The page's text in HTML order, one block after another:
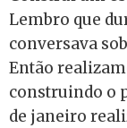
Lembro que
conversava
Então
construindo o
de janeiro